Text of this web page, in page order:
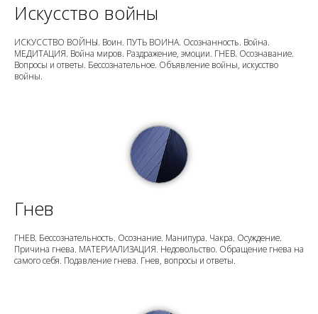
Искусство войны
ИСКУССТВО ВОЙНЫ. Воин. ПУТЬ ВОИНА. Осознанность. Война.
МЕДИТАЦИЯ. Война миров. Раздражение, эмоции. ГНЕВ. Осознавание.
Вопросы и ответы. Бессознательное. Объявление войны, искусство
войны.
Гнев
ГНЕВ. Бессознательность. Осознание. Манипура. Чакра. Осуждение.
Причина гнева. МАТЕРИАЛИЗАЦИЯ. Недовольство. Обращение гнева на
самого себя. Подавление гнева. Гнев, вопросы и ответы.